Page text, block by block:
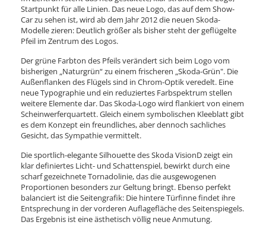
Startpunkt für alle Linien. Das neue Logo, das auf dem Show-
Car zu sehen ist, wird ab dem Jahr 2012 die neuen Skoda-
Modelle zieren: Deutlich größer als bisher steht der geflügelte
Pfeil im Zentrum des Logos.
Der grüne Farbton des Pfeils verändert sich beim Logo vom
bisherigen „Naturgrün“ zu einem frischeren „Skoda-Grün". Die
Außenflanken des Flügels sind in Chrom-Optik veredelt. Eine
neue Typographie und ein reduziertes Farbspektrum stellen
weitere Elemente dar. Das Skoda-Logo wird flankiert von einem
Scheinwerferquartett. Gleich einem symbolischen Kleeblatt gibt
es dem Konzept ein freundliches, aber dennoch sachliches
Gesicht, das Sympathie vermittelt.
Die sportlich-elegante Silhouette des Skoda VisionD zeigt ein
klar definiertes Licht- und Schattenspiel, bewirkt durch eine
scharf gezeichnete Tornadolinie, das die ausgewogenen
Proportionen besonders zur Geltung bringt. Ebenso perfekt
balanciert ist die Seitengrafik: Die hintere Türfinne findet ihre
Entsprechung in der vorderen Auflagefläche des Seitenspiegels.
Das Ergebnis ist eine ästhetisch völlig neue Anmutung.